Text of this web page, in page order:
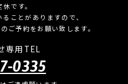
です。
ことがありますので、
ご予約をお願い致します。
専用TEL
0335